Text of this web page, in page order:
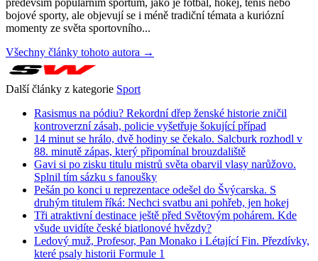
především populárním sportům, jako je fotbal, hokej, tenis nebo
bojové sporty, ale objevují se i méně tradiční témata a kuriózní
momenty ze světa sportovního...
Všechny články tohoto autora →
Další články z kategorie Sport
Rasismus na pódiu? Rekordní dřep ženské historie zničil
kontroverzní zásah, policie vyšetřuje šokující případ
14 minut se hrálo, dvě hodiny se čekalo. Salcburk rozhodl v
88. minutě zápas, který připomínal brouzdaliště
Gavi si po zisku titulu mistrů světa obarvil vlasy narůžovo.
Splnil tím sázku s fanoušky
Pešán po konci u reprezentace odešel do Švýcarska. S
druhým titulem říká: Nechci svatbu ani pohřeb, jen hokej
Tři atraktivní destinace ještě před Světovým pohárem. Kde
všude uvidíte české biatlonové hvězdy?
Ledový muž, Profesor, Pan Monako i Létající Fin. Přezdívky,
které psaly historii Formule 1